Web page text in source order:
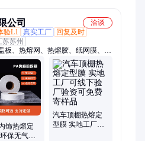
公司
洽谈
验L1 真实工厂
回复及时
苏苏州
板、热熔网、热熔胶、纸网膜、棉
膜、平胶膜、弹胶膜、热溶胶、隔
纸、粘胶剂、离型纸、保护套、胶
胶、打底裤
饰热熔定
保无气味
汽车顶棚热熔定
型膜 实地工厂可